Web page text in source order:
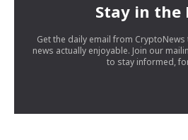
Stay in the
Get the daily email from
news actually enjoyable. Join our
to stay informed,